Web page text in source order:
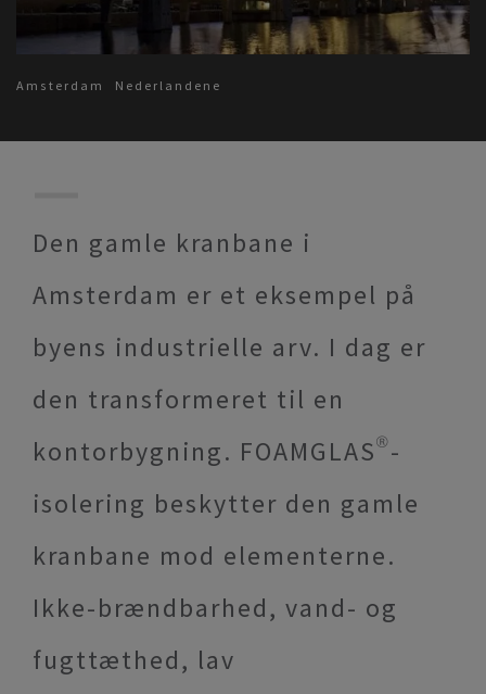
Amsterdam Nederlandene
Den gamle kranbane i
Amsterdam er et eksempel på
byens industrielle arv. I dag er
den transformeret til en
kontorbygning. FOAMGLAS®-
isolering beskytter den gamle
kranbane mod elementerne.
Ikke-brændbarhed, vand- og
fugttæthed, lav